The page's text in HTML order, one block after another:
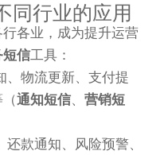
同行业的应用
各业，成为提升运营
短信工具：
、物流更新、支付提
（通知短信、营销短
款通知、风险预警、